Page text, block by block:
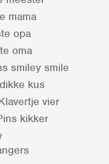
mama
opa
oma
smiley smile
kus
vier
kikker